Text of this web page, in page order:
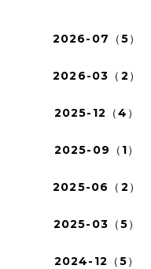
2026-07（5）
2026-03（2）
2025-12（4）
2025-09（1）
2025-06（2）
2025-03（5）
2024-12（5）